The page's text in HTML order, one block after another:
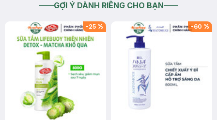
GỢI Ý DÀNH RIÊNG CHO BẠN
-25 % -60 %